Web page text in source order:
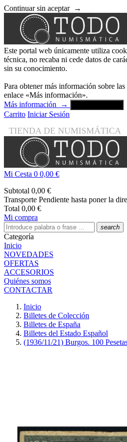
Continuar sin aceptar →
Este portal web únicamente utiliza
técnica, no recaba ni cede datos de
sin su conocimiento.
Para obtener más información sobre
enlace «Más información».
Más información
→
Carrito Iniciar Sesión
TIENDA DE NUMISMÁTICA
Mi Cesta 0 0,00 €
Subtotal 0,00 €
Transporte Pendiente hasta poner la
Total 0,00 €
Mi compra
search
Categoría
Inicio
NOVEDADES
OFERTAS
ACCESORIOS
Quiénes somos
CONTACTAR
Inicio
Billetes de Colección
Billetes de España
Billetes del Estado Español
(1936/11/21) Burgos. 100